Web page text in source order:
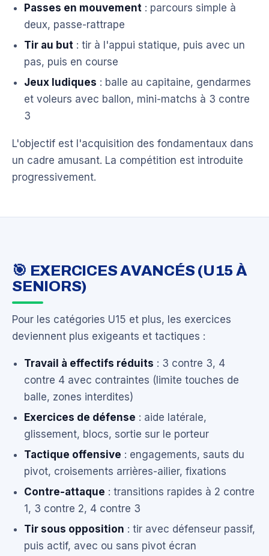
Passes en mouvement : parcours simple à
deux, passe-rattrape
Tir au but : tir à l'appui statique, puis avec un
pas, puis en course
Jeux ludiques : balle au capitaine, gendarmes
et voleurs avec ballon, mini-matchs à 3 contre
3
L'objectif est l'acquisition des fondamentaux dans
un cadre amusant. La compétition est introduite
progressivement.
🎯 EXERCICES AVANCÉS (U15 À
SENIORS)
Pour les catégories U15 et plus, les exercices
deviennent plus exigeants et tactiques :
Travail à effectifs réduits : 3 contre 3, 4
contre 4 avec contraintes (limite touches de
balle, zones interdites)
Exercices de défense : aide latérale,
glissement, blocs, sortie sur le porteur
Tactique offensive : engagements, sauts du
pivot, croisements arrières-ailier, fixations
Contre-attaque : transitions rapides à 2 contre
1, 3 contre 2, 4 contre 3
Tir sous opposition : tir avec défenseur passif,
puis actif, avec ou sans pivot écran